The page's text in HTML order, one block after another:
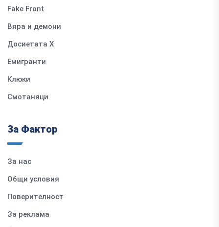
Fake Front
Вяра и демони
Досиетата Х
Емигранти
Клюки
Смотаняци
За Фактор
За нас
Общи условия
Поверителност
За реклама